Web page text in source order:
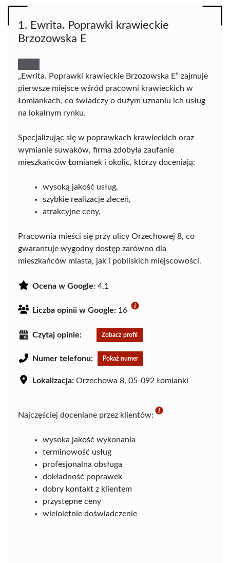
1. Ewrita. Poprawki krawieckie
Brzozowska E
„Ewrita. Poprawki krawieckie Brzozowska E” zajmuje
pierwsze miejsce wśród pracowni krawieckich w
Łomiankach, co świadczy o dużym uznaniu ich usług
na lokalnym rynku.
Specjalizując się w poprawkach krawieckich oraz
wymianie suwaków, firma zdobyła zaufanie
mieszkańców Łomianek i okolic, którzy doceniają:
wysoką jakość usług,
szybkie realizacje zleceń,
atrakcyjne ceny.
Pracownia mieści się przy ulicy Orzechowej 8, co
gwarantuje wygodny dostęp zarówno dla
mieszkańców miasta, jak i pobliskich miejscowości.
Ocena w Google: 4.1
Liczba opinii w Google: 16
Czytaj opinie: Zobacz profil
Numer telefonu: Pokaż numer
Lokalizacja: Orzechowa 8, 05-092 Łomianki
Najczęściej doceniane przez klientów:
wysoka jakość wykonania
terminowość usług
profesjonalna obsługa
dokładność poprawek
dobry kontakt z klientem
przystępne ceny
wieloletnie doświadczenie